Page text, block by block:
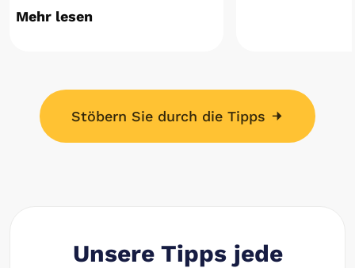
Mehr lesen
Stöbern Sie durch die Tipps
Unsere Tipps jede